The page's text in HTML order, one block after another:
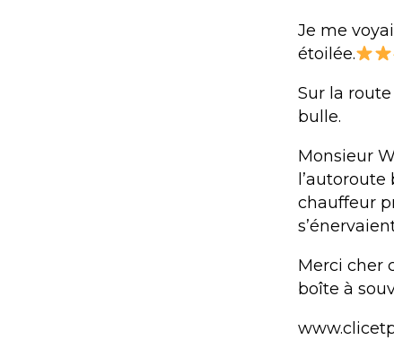
Je me
étoilée.
Sur la
bulle.
Monsieur
chauffeur
Merci cher
boîte à